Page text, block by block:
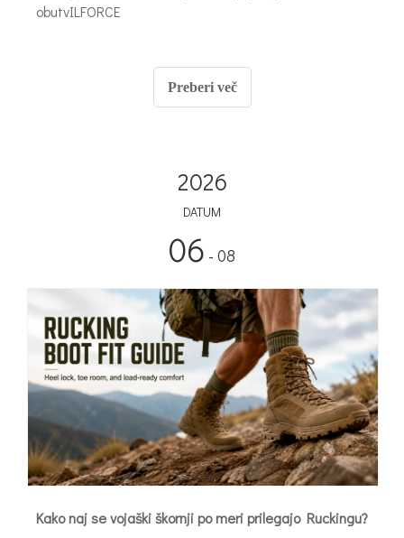
obutvILFORCE
Preberi več
2026
DATUM
06 - 08
Kako naj se vojaški škornji po meri prilegajo Ruckingu?